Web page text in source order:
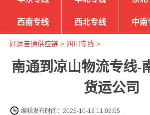
西南专线 西北专线 中南
好运吉通供应链> 四川专线 >
南通到凉山物流专线-
货运公司
编辑发布时间：2025-10-12 11:02:05